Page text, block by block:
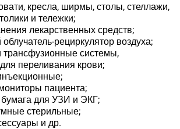
кресла, ширмы, столы, стеллажи,
и тележки;
лекарственных средств;
рециркулятор воздуха;
системы,
переливания крови;
пациента;
для УЗИ и ЭКГ;
стерильные;
и др.